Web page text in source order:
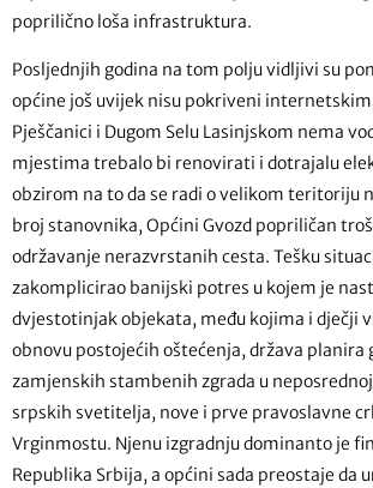
poprilično loša infrastruktura.
Posljednjih godina na tom polju vidljivi su
općine još uvijek nisu pokriveni
Pješčanici i Dugom Selu Lasinjskom nema
mjestima trebalo bi renovirati i dotrajalu
obzirom na to da se radi o velikom teritoriju
broj stanovnika, Općini Gvozd popriličan
održavanje nerazvrstanih cesta. Tešku
zakomplicirao banijski potres u kojem je
dvjestotinjak objekata, među kojima i dječji
obnovu postojećih oštećenja, država planira
zamjenskih stambenih zgrada u
srpskih svetitelja, nove i prve pravoslavne
Vrginmostu. Njenu izgradnju dominanto je
Republika Srbija, a općini sada preostaje da